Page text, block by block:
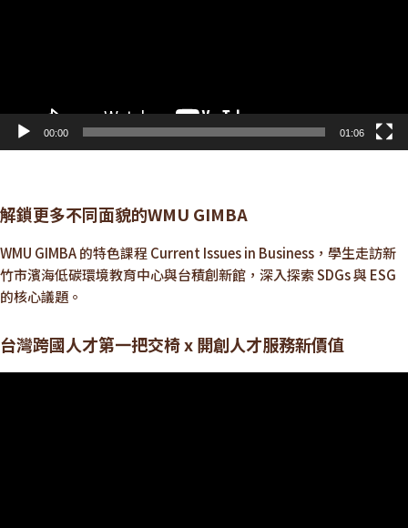
00:00 01:06
解鎖更多不同面貌的WMU GIMBA
WMU GIMBA 的特色課程 Current Issues in Business，學生走訪新
竹市濱海低碳環境教育中心與台積創新館，深入探索 SDGs 與 ESG
的核心議題。
台灣跨國人才第一把交椅 x 開創人才服務新價值